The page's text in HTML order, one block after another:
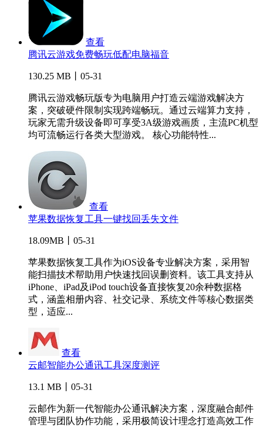
查看
腾讯云游戏免费畅玩低配电脑福音
130.25 MB丨05-31
腾讯云游戏畅玩版专为电脑用户打造云端游戏解决方
案，突破硬件限制实现跨端畅玩。通过云端算力支持，
玩家无需升级设备即可享受3A级游戏画质，主流PC机型
均可流畅运行各类大型游戏。 核心功能特性...
查看
苹果数据恢复工具一键找回丢失文件
18.09MB丨05-31
苹果数据恢复工具作为iOS设备专业解决方案，采用智
能扫描技术帮助用户快速找回误删资料。该工具支持从
iPhone、iPad及iPod touch设备直接恢复20余种数据格
式，涵盖相册内容、社交记录、系统文件等核心数据类
型，适应...
查看
云邮智能办公通讯工具深度测评
13.1 MB丨05-31
云邮作为新一代智能办公通讯解决方案，深度融合邮件
管理与团队协作功能，采用极简设计理念打造高效工作